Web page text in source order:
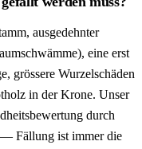
ausgedehnter
eine erst
grössere Wurzelschäden
in der Krone. Unser
durch
Fällung ist immer die